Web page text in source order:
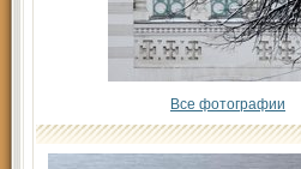
Все фотографии